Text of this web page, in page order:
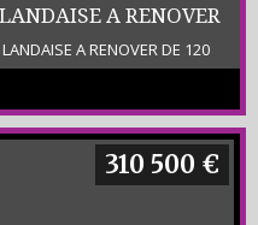
A RENOVER
A RENOVER DE 120
CHEMINEE - CUISINE - SALON
AMENAGEABLES -
3 HECTARES - PROCHE DE
plus honoraires 10 000 € ttc -
310 500 €